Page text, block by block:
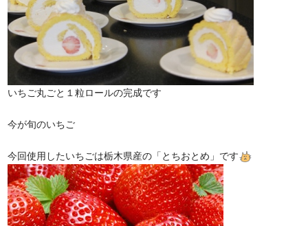
いちご丸ごと１粒ロールの完成です
今が旬のいちご
今回使用したいちごは栃木県産の「とちおとめ」です